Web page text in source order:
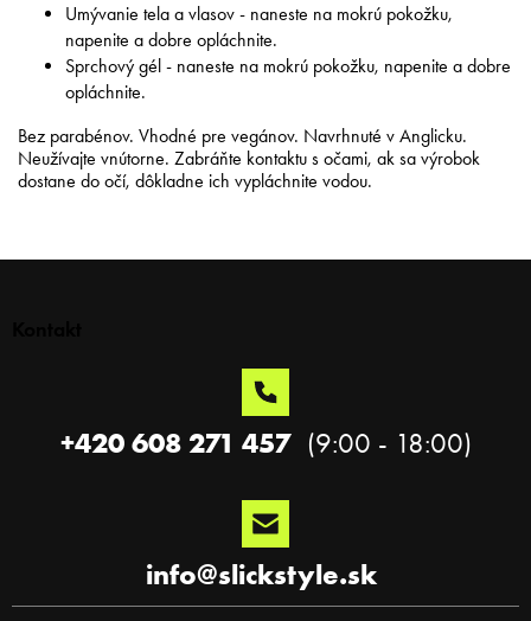
Umývanie tela a vlasov - naneste na mokrú pokožku,
napenite a dobre opláchnite.
Sprchový gél - naneste na mokrú pokožku, napenite a dobre
opláchnite.
Bez parabénov. Vhodné pre vegánov. Navrhnuté v Anglicku.
Neužívajte vnútorne. Zabráňte kontaktu s očami, ak sa výrobok
dostane do očí, dôkladne ich vypláchnite vodou.
info@slickstyle.sk
+420 608 271 457